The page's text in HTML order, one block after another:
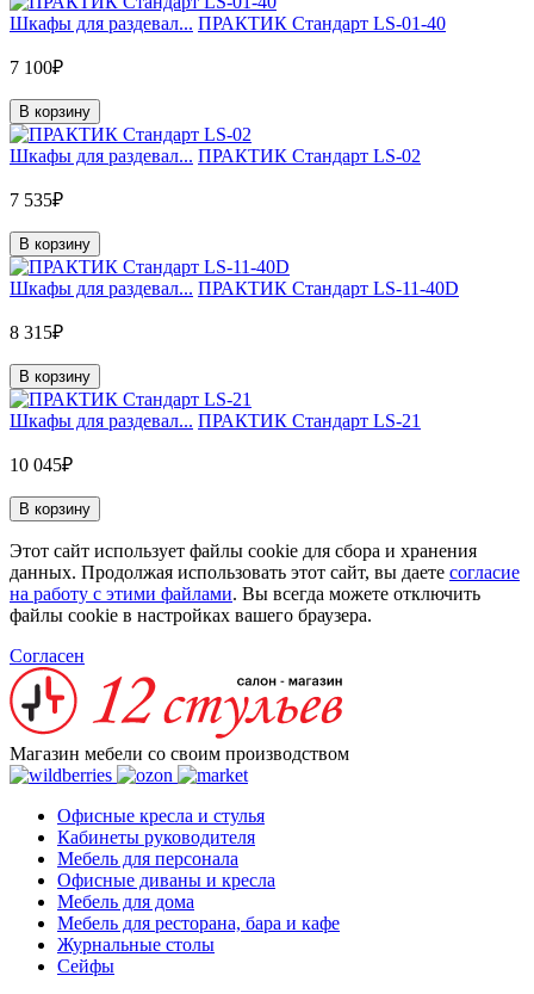
Шкафы для раздевал... ПРАКТИК Стандарт LS-01-40
7 100₽
В корзину
Шкафы для раздевал... ПРАКТИК Стандарт LS-02
7 535₽
В корзину
Шкафы для раздевал... ПРАКТИК Стандарт LS-11-40D
8 315₽
В корзину
Шкафы для раздевал... ПРАКТИК Стандарт LS-21
10 045₽
В корзину
Этот сайт использует файлы cookie для сбора и хранения
данных. Продолжая использовать этот сайт, вы даете согласие
на работу с этими файлами. Вы всегда можете отключить
файлы cookie в настройках вашего браузера.
Согласен
Магазин мебели со своим производством
Офисные кресла и стулья
Кабинеты руководителя
Мебель для персонала
Офисные диваны и кресла
Мебель для дома
Мебель для ресторана, бара и кафе
Журнальные столы
Сейфы